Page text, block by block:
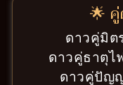
🌟 คู่
ดาวคู่มิต
ดาวคู่ธาตุไ
ดาวคู่ปัญญ